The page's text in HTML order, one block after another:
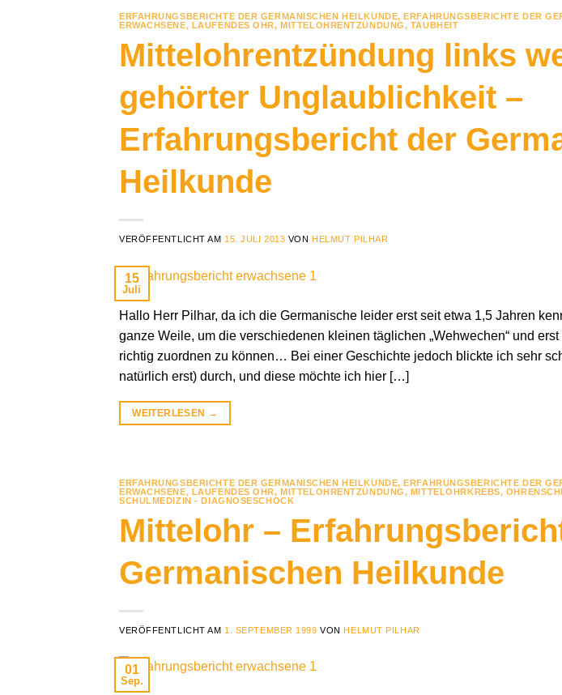
ERFAHRUNGSBERICHTE DER GERMANISCHEN HEILKUNDE,ERFAHRUNGSBERICHTE DER
ERWACHSENE, LAUFENDES OHR,MITTELOHRENTZÜNDUNG, TAUBHEIT
Mittelohrentzündung links
gehörter Unglaublichkeit –
Erfahrungsbericht der
Heilkunde
VERÖFFENTLICHT AM 15. JULI 2013 VON HELMUT PILHAR
15
Juli
Hallo Herr Pilhar, da ich die Germanische leider erst seit etwa 1,5 Jahren
ganze Weile, um die verschiedenen kleinen täglichen „Wehwechen“ und
richtig zuordnen zu können… Bei einer Geschichte jedoch blickte ich sehr
natürlich erst) durch, und diese möchte ich hier […]
WEITERLESEN →
ERFAHRUNGSBERICHTE DER GERMANISCHEN HEILKUNDE,ERFAHRUNGSBERICHTE DER
ERWACHSENE, LAUFENDES OHR,MITTELOHRENTZÜNDUNG, MITTELOHRKREBS,
SCHULMEDIZIN - DIAGNOSESCHOCK
Mittelohr –
Germanischen Heilkunde
VERÖFFENTLICHT AM 1. SEPTEMBER 1999 VON HELMUT PILHAR
01
Sep.